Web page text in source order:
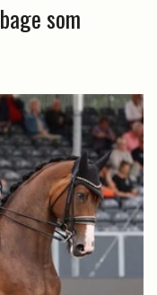
som